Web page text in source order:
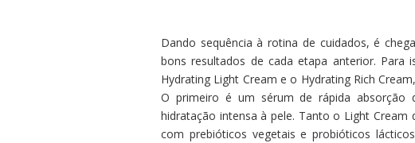
Dando sequência à rotina de cuidados, é
bons resultados de cada etapa anterior.
Hydrating Light Cream e o Hydrating Rich
O primeiro é um sérum de rápida absorção
hidratação intensa à pele. Tanto o Light
com prebióticos vegetais e probióticos